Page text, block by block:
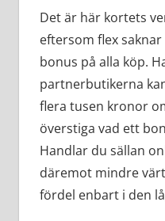
Det är här kortets
eftersom flex
bonus på alla köp.
partnerbutikerna
flera tusen kronor
överstiga vad ett
Handlar du sällan
däremot mindre
fördel enbart i den